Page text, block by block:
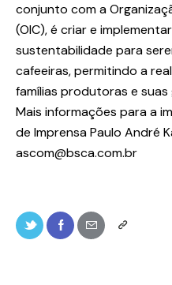
conjunto com a
(OIC), é criar e
sustentabilidade para
cafeeiras, permitindo a
famílias produtoras e
Mais informações para a
de Imprensa Paulo André
ascom@bsca.com.br